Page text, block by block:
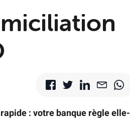
: votre banque règle elle-